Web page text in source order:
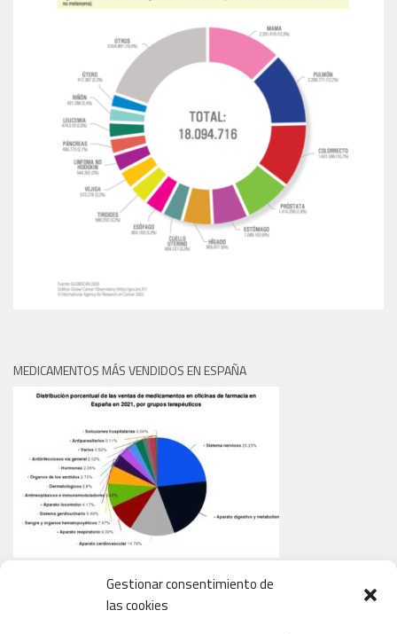
Gestionar consentimiento de
las cookies
MEDICAMENTOS MÁS VENDIDOS EN ESPAÑA